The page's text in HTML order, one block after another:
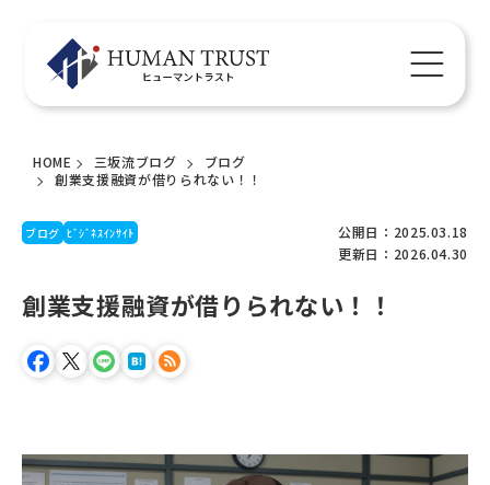
HOME 三坂流ブログ
ブログ
創業支援融資が借りられない！！
ブログ ﾋﾞｼﾞﾈｽｲﾝｻｲﾄ
公開日：2025.03.18
更新日：2026.04.30
創業支援融資が借りられない！！